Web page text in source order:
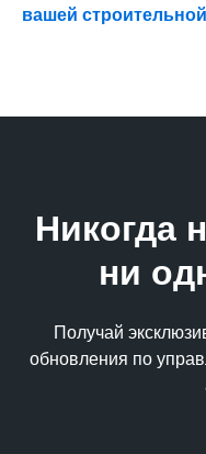
вашей
Никогда
ни
Получай
обновления по